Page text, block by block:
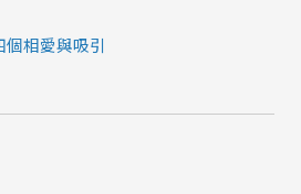
相愛與吸引